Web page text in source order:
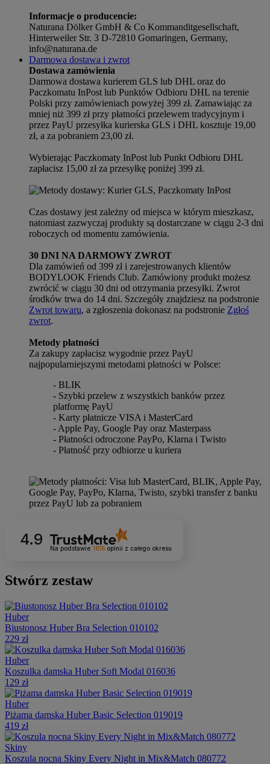
Informacje o producencie:
Naturana Dölker GmbH & Co Kommanditgesellschaft,
Hinterweiler Str. 3 D-72810 Gomaringen, Germany,
info@naturana.de
Darmowa dostawa i zwrot
Dostawa zamówienia
Darmowa dostawa kurierem GLS lub DHL oraz do
Paczkomatu InPost lub Punktów Odbioru DHL na terenie
Polski przy zamówieniach powyżej 399 zł. Zamawiając za
mniej niż 399 zł przy płatności przelewem tradycyjnym i
przez PayU przesyłka kurierska GLS i DHL kosztuje 19,00
zł, a za pobraniem 23,00 zł.
Wybierając Paczkomaty InPost lub Punkt Odbioru DHL
zapłacisz 15,00 zł za przesyłkę poniżej 399 zł.
Czas dostawy jest zależny od miejsca w którym mieszkasz,
natomiast zazwyczaj produkty są dostarczane w ciągu 2-3 dni
roboczych od momentu zamówienia.
30 DNI NA DARMOWY ZWROT
Dla zamówień od 399 zł i zarejestrowanych klientów
BODYLOOK Friends Club. Zamówiony produkt możesz
zwrócić w ciągu 30 dni od otrzymania przesyłki. Zwrot
środków trwa do 14 dni. Szczegóły znajdziesz na podstronie
Zwrot towaru, a zgłoszenia dokonasz na podstronie Zgłoś
zwrot.
Metody płatności
Za zakupy zapłacisz wygodnie przez PayU
najpopularniejszymi metodami płatności w Polsce:
- BLIK
- Szybki przelew z wszystkich banków przez
platformę PayU
- Karty płatnicze VISA i MasterCard
- Apple Pay, Google Pay oraz Masterpass
- Płatności odroczone PayPo, Klarna i Twisto
- Płatność przy odbiorze u kuriera
4.9
Na podstawie 1616opinii z całego okresu
Stwórz zestaw
Huber
Biustonosz Huber Bra Selection 010102
229 zł
Huber
Koszulka damska Huber Soft Modal 016036
129 zł
Huber
Piżama damska Huber Basic Selection 019019
419 zł
Skiny
Koszula nocna Skiny Every Night in Mix&Match 080772